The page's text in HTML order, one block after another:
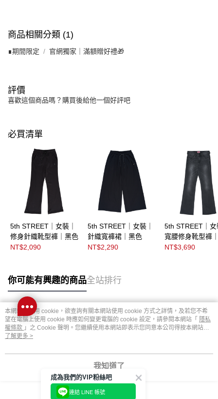
商品相關分類 (1)
∎期間限定 官網獨家｜滿額贈好禮🎁
評價
喜歡這個商品嗎？購買後給他一個好評吧
必買清單
5th STREET｜女裝｜
修身針織靴型褲｜黑色
NT$2,090
5th STREET｜女裝｜
針織寬褲裙｜黑色
NT$2,290
5th STREET｜女
寬腰修身靴型褲
NT$3,690
你可能有興趣的商品全站排行
熱門標籤
本網站中使用 cookie，欲查詢有關本網站使用 cookie 方式之詳情，及若您不希
望在電腦上使用 cookie 時應如何變更電腦的 cookie 設定，請參閱本網站「 隱私
權條款 」之 Cookie 聲明。您繼續使用本網站即表示您同意本公司得按本網站使
用條款之 Cookie 聲明使用 cookie。
了解更多 >
我知道了
成為我們的VIP粉絲吧
連結 LINE 帳號